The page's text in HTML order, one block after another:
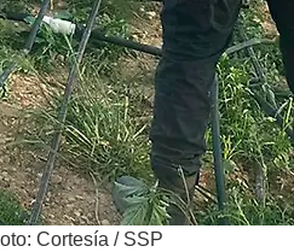
Cortesía / SSP